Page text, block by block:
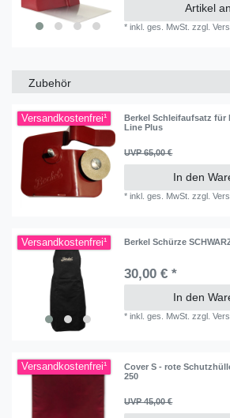
Artikel
*inkl. ges. MwSt. zzgl.
Zubehör
Versandkostenfrei¹
Berkel Schleifaufsatz für
Line Plus
UVP 65,00 €
In den
*inkl. ges. MwSt. zzgl.
Versandkostenfrei¹ Berkel Schürze
30,00 € *
In den
*inkl. ges. MwSt. zzgl.
Versandkostenfrei¹
Cover S - rote
250
UVP 45,00 €